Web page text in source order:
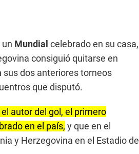
Mundial celebrado en su casa,
consiguió quitarse en
dos anteriores torneos
que disputó.
autor del gol, el primero
en el país, y que en el
y Herzegovina en el Estadio de